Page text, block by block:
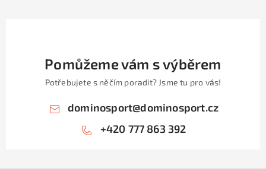
Pomůžeme vám s výběrem
Potřebujete s něčím poradit? Jsme tu pro vás!
dominosport@dominosport.cz
+420 777 863 392